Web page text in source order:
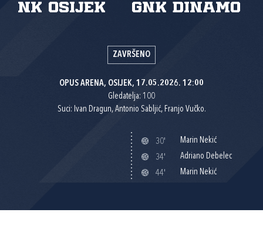
NK Osijek GNK Dinamo
ZAVRŠENO
OPUS ARENA, OSIJEK, 17.05.2026. 12:00
Gledatelja: 100
Suci: Ivan Dragun, Antonio Sabljić, Franjo Vučko.
30'
Marin Nekić
34'
Adriano Debelec
44'
Marin Nekić